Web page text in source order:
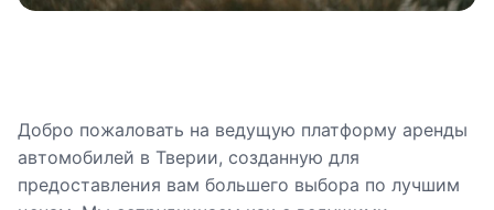
Добро пожаловать на ведущую платформу аренды
автомобилей в Тверии, созданную для
предоставления вам большего выбора по лучшим